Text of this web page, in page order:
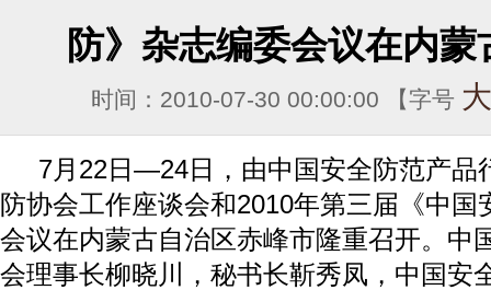
防》杂志编委会议在内
时间：2010-07-30 00:00:00 【字号 大
7月22日—24日，由中国安全防范产品
防协会工作座谈会和2010年第三届《中国
会议在内蒙古自治区赤峰市隆重召开。中
会理事长柳晓川，秘书长靳秀凤，中国安